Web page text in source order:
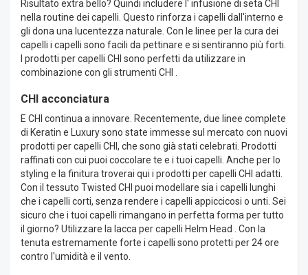
Risultato extra bello? Quindi includere l' infusione di seta CHI
nella routine dei capelli. Questo rinforza i capelli dall'interno e
gli dona una lucentezza naturale. Con le linee per la cura dei
capelli i capelli sono facili da pettinare e si sentiranno più forti.
I prodotti per capelli CHI sono perfetti da utilizzare in
combinazione con gli strumenti CHI .
CHI acconciatura
E CHI continua a innovare. Recentemente, due linee complete
di Keratin e Luxury sono state immesse sul mercato con nuovi
prodotti per capelli CHI, che sono già stati celebrati. Prodotti
raffinati con cui puoi coccolare te e i tuoi capelli. Anche per lo
styling e la finitura troverai qui i prodotti per capelli CHI adatti.
Con il tessuto Twisted CHI puoi modellare sia i capelli lunghi
che i capelli corti, senza rendere i capelli appiccicosi o unti. Sei
sicuro che i tuoi capelli rimangano in perfetta forma per tutto
il giorno? Utilizzare la lacca per capelli Helm Head . Con la
tenuta estremamente forte i capelli sono protetti per 24 ore
contro l'umidità e il vento.